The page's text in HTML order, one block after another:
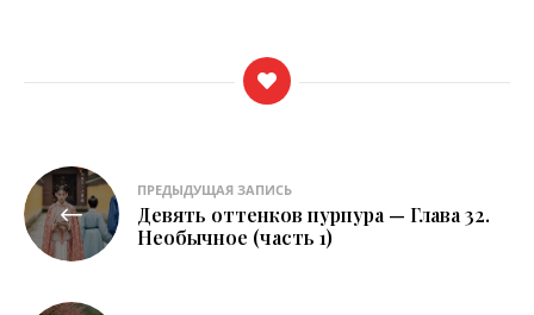
Навигация
по
записям
ПРЕДЫДУЩАЯ ЗАПИСЬ
Девять оттенков пурпура — Глава 32.
Необычное (часть 1)